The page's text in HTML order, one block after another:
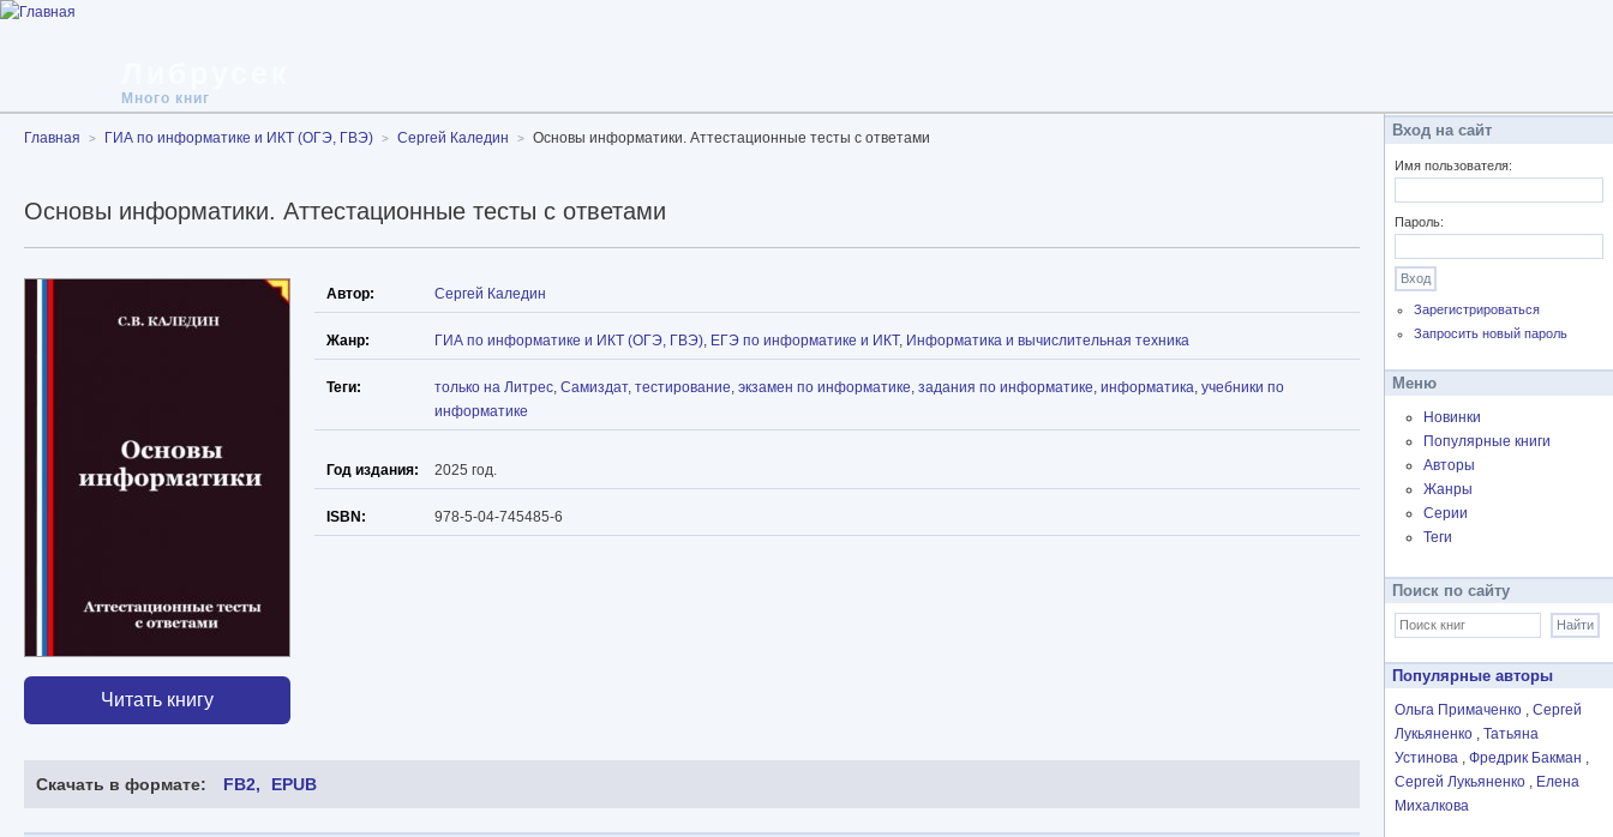
Много книг
Главная ГИА по информатике и ИКТ (ОГЭ, ГВЭ) Сергей Каледин Основы информатики. Аттестационные тесты с ответами
Основы информатики. Аттестационные тесты с ответами
Читать книгу
Автор: Сергей Каледин
Жанр: ГИА по информатике и ИКТ (ОГЭ, ГВЭ), ЕГЭ по информатике и ИКТ, Информатика и вычислительная техника
Теги: только на Литрес, Самиздат, тестирование, экзамен по информатике, задания по информатике, информатика, учебники по
информатике
Год издания: 2025 год.
ISBN: 978-5-04-745485-6
Скачать в формате: FB2 EPUB
Вход на сайт
Имя пользователя:
Пароль:
Зарегистрироваться
Запросить новый пароль
Меню
Новинки
Популярные книги
Авторы
Жанры
Серии
Теги
Поиск по сайту
Популярные авторы
Ольга Примаченко
Сергей
Лукьяненко
Татьяна
Устинова
Фредрик Бакман
Сергей Лукьяненко
Елена
Михалкова